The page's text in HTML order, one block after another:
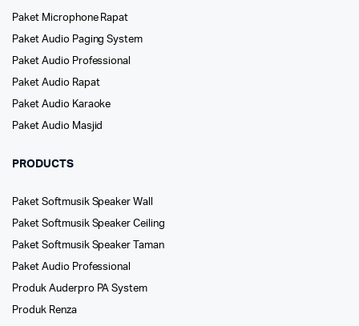
Paket Microphone Rapat
Paket Audio Paging System
Paket Audio Professional
Paket Audio Rapat
Paket Audio Karaoke
Paket Audio Masjid
PRODUCTS
Paket Softmusik Speaker Wall
Paket Softmusik Speaker Ceiling
Paket Softmusik Speaker Taman
Paket Audio Professional
Produk Auderpro PA System
Produk Renza